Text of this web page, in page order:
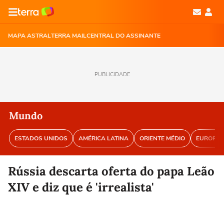
MAPA ASTRALTERRA MAILCENTRAL DO ASSINANTE
PUBLICIDADE
Mundo
ESTADOS UNIDOS AMÉRICA LATINA ORIENTE MÉDIO EUROPA
Rússia descarta oferta do papa Leão
XIV e diz que é 'irrealista'